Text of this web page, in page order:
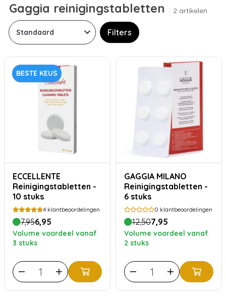
Gaggia reinigingstabletten 2 artikelen
Filters
BESTE KEUS
ECCELLENTE
Reinigingstabletten -
10 stuks
4 klantbeoordelingen
7,956,95
Volume voordeel vanaf
3 stuks
GAGGIA MILANO
Reinigingstabletten -
6 stuks
0 klantbeoordelingen
12,507,95
Volume voordeel vanaf
2 stuks